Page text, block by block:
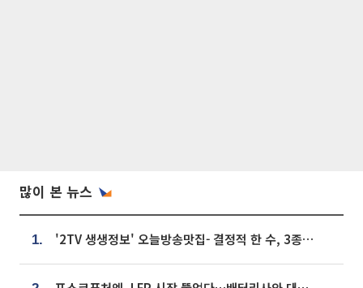
많이 본 뉴스
1. '2TV 생생정보' 오늘방송맛집- 결정적 한 수, 3종 메밀면! 메밀 소바 맛집 '의○○○○'